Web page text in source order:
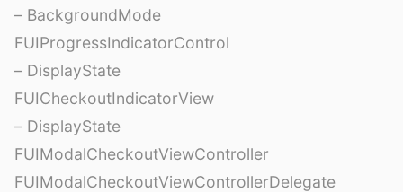
– BackgroundMode
FUIProgressIndicatorControl
– DisplayState
FUICheckoutIndicatorView
– DisplayState
FUIModalCheckoutViewController
FUIModalCheckoutViewControllerDelegate